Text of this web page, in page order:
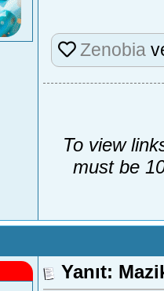
Zenobia
To view
must be
Yanıt: